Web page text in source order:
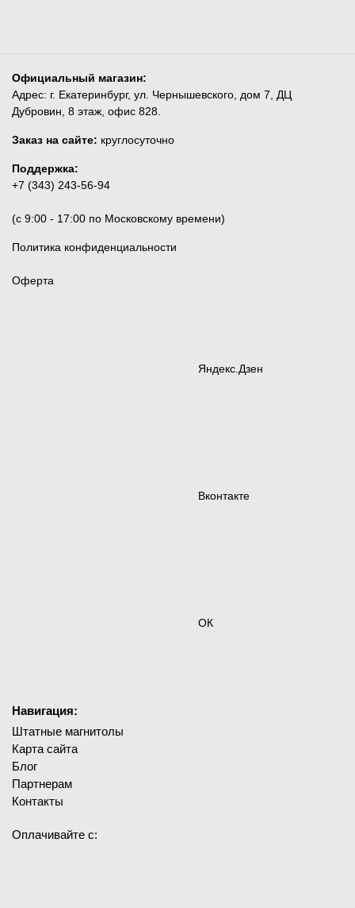
Официальный магазин:
Адрес: г. Екатеринбург, ул. Чернышевского, дом 7, ДЦ
Дубровин, 8 этаж, офис 828.
Заказ на сайте: круглосуточно
Поддержка:
+7 (343) 243-56-94
(c 9:00 - 17:00 по Московскому времени)
Политика конфиденциальности
Оферта
Яндекс.Дзен
Вконтакте
ОК
Навигация:
Штатные магнитолы
Карта сайта
Блог
Партнерам
Контакты
Оплачивайте с: